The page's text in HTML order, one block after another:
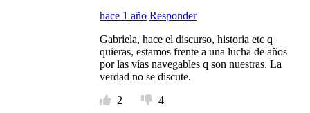
hace 1 año Responder
Gabriela, hace el discurso, historia etc q
quieras, estamos frente a una lucha de años
por las vías navegables q son nuestras. La
verdad no se discute.
2
4